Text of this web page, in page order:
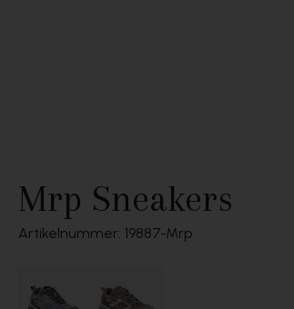
Mrp Sneakers
Artikelnummer: 19887 Mrp